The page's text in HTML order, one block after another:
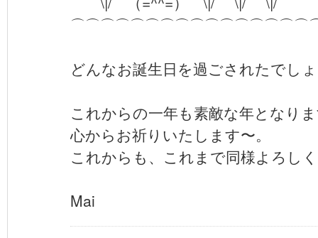
どんなお誕生日を過ごされたでし
これからの一年も素敵な年となり
心からお祈りいたします〜。
これからも、これまで同様よろし
Mai